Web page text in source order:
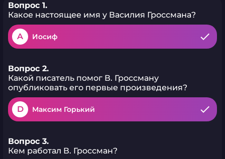
Вопрос 1.
Какое настоящее имя у Василия Гроссмана?
A Иосиф
Вопрос 2.
Какой писатель помог В. Гроссману
опубликовать его первые произведения?
D Максим Горький
Вопрос 3.
Кем работал В. Гроссман?